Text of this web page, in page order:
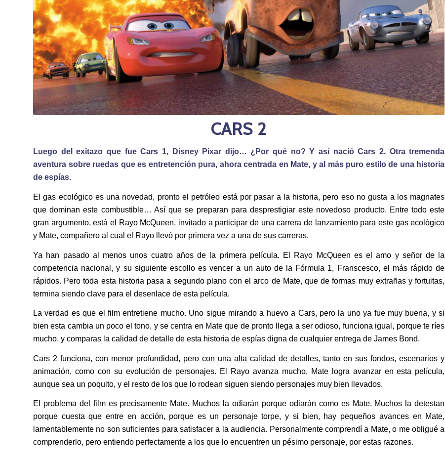
CARS 2
Luego del exitazo que fue Cars 1, Disney Pixar dijo… ¿Por qué no? Y así nació Cars 2. Otra tremenda
aventura sobre ruedas que es entretención pura, ahora centrada en Mate, y al más puro estilo de una historia
de espías.
El gas ecológico es una novedad, pronto el petróleo está por pasar a la historia, pero eso no gusta a los magnates
que dominan este combustible… Así que se preparan para desprestigiar este novedoso producto. Entre todo este
gran argumento, está el Rayo McQueen, invitado a participar de una carrera de lanzamiento para este gas ecológico
y Mate, compañero al cual el Rayo llevó por primera vez a una de sus carreras.
Ya han pasado al menos unos cuatro años de la primera película. El Rayo McQueen es el amo y señor de la
competencia nacional, y su siguiente escollo es vencer a un auto de la Fórmula 1, Franscesco, el más rápido de
rápidos. Pero toda esta historia pasa a segundo plano con el arco de Mate, que de formas muy extrañas y fortuitas,
termina siendo clave para el desenlace de esta película.
La verdad es que el film entretiene mucho. Uno sigue mirando a huevo a Cars, pero la uno ya fue muy buena, y si
bien esta cambia un poco el tono, y se centra en Mate que de pronto llega a ser odioso, funciona igual, porque te ríes
mucho, y comparas la calidad de detalle de esta historia de espías digna de cualquier entrega de James Bond.
Cars 2 funciona, con menor profundidad, pero con una alta calidad de detalles, tanto en sus fondos, escenarios y
animación, como con su evolución de personajes. El Rayo avanza mucho, Mate logra avanzar en esta película,
aunque sea un poquito, y el resto de los que lo rodean siguen siendo personajes muy bien llevados.
El problema del film es precisamente Mate. Muchos la odiarán porque odiarán como es Mate. Muchos la detestan
porque cuesta que entre en acción, porque es un personaje torpe, y si bien, hay pequeños avances en Mate,
lamentablemente no son suficientes para satisfacer a la audiencia. Personalmente comprendí a Mate, o me obligué a
comprenderlo, pero entiendo perfectamente a los que lo encuentren un pésimo personaje, por estas razones.